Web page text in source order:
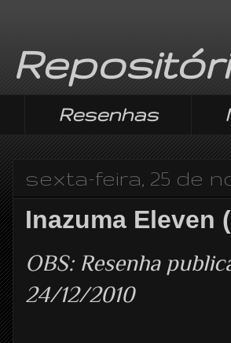
Resenhas
sexta-feira, 25 de
Inazuma Eleven
OBS: Resenha
24/12/2010